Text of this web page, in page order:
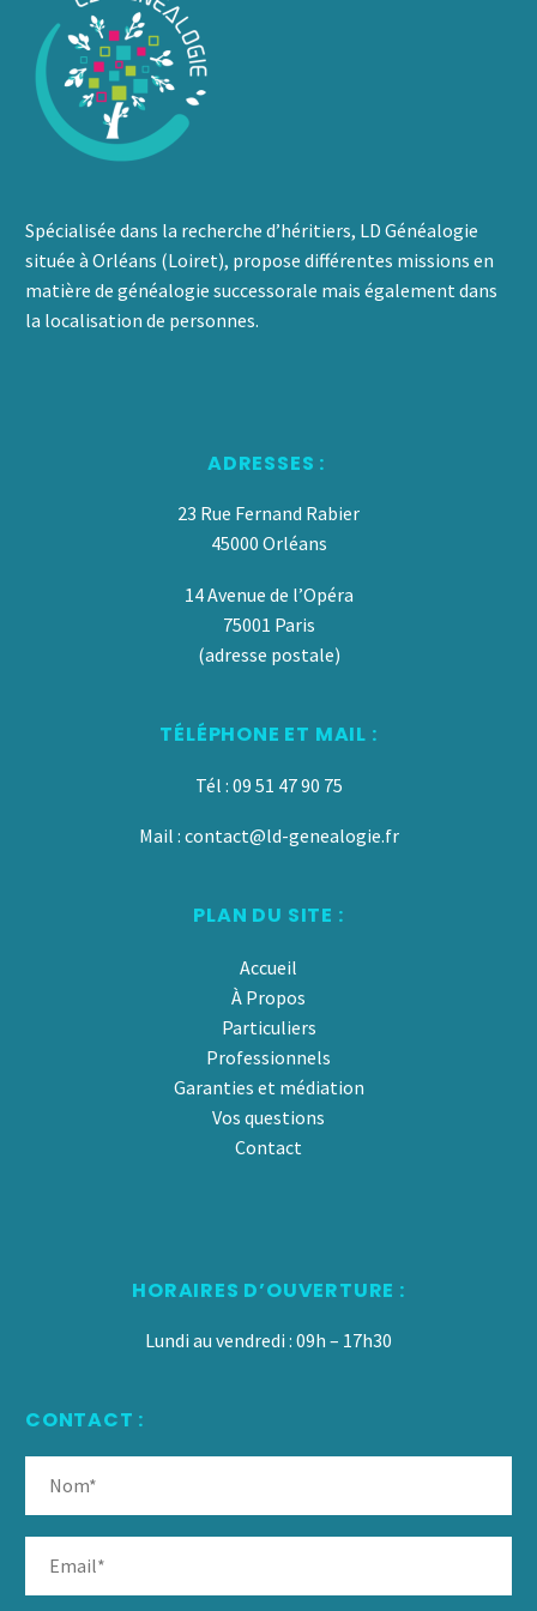
Spécialisée dans la recherche d’héritiers, LD Généalogie
située à Orléans (Loiret), propose différentes missions en
matière de généalogie successorale mais également dans
la localisation de personnes.
ADRESSES :
23 Rue Fernand Rabier
45000 Orléans
14 Avenue de l’Opéra
75001 Paris
(adresse postale)
TÉLÉPHONE ET MAIL :
Tél : 09 51 47 90 75
Mail : contact@ld-genealogie.fr
PLAN DU SITE :
Accueil
À Propos
Particuliers
Professionnels
Garanties et médiation
Vos questions
Contact
HORAIRES D’OUVERTURE :
Lundi au vendredi : 09h – 17h30
CONTACT :